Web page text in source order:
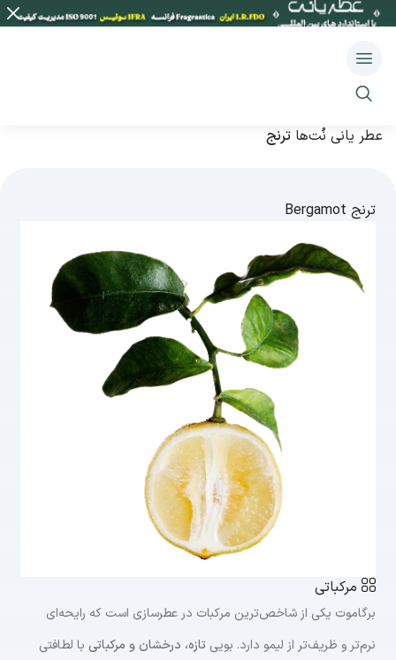
عطر یانی نُت‌ها ترنج
ترنج Bergamot
مرکباتی
برگاموت یکی از شاخص‌ترین مرکبات در عطرسازی است که رایحه‌ای
نرم‌تر و ظریف‌تر از لیمو دارد. بویی تازه، درخشان و مرکباتی با لطافتی